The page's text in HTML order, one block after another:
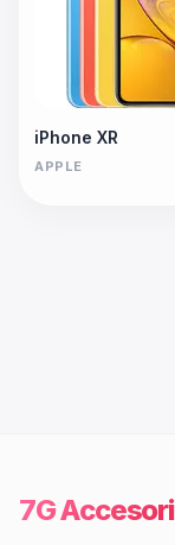
iPhone XR
APPLE
7G